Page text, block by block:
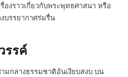
องราวเกี่ยวกับพระพุทธศาสนา หรือ
บรรยากาศร่มรื่น
รรค์
มกลางธรรมชาติอันเงียบสงบ บน